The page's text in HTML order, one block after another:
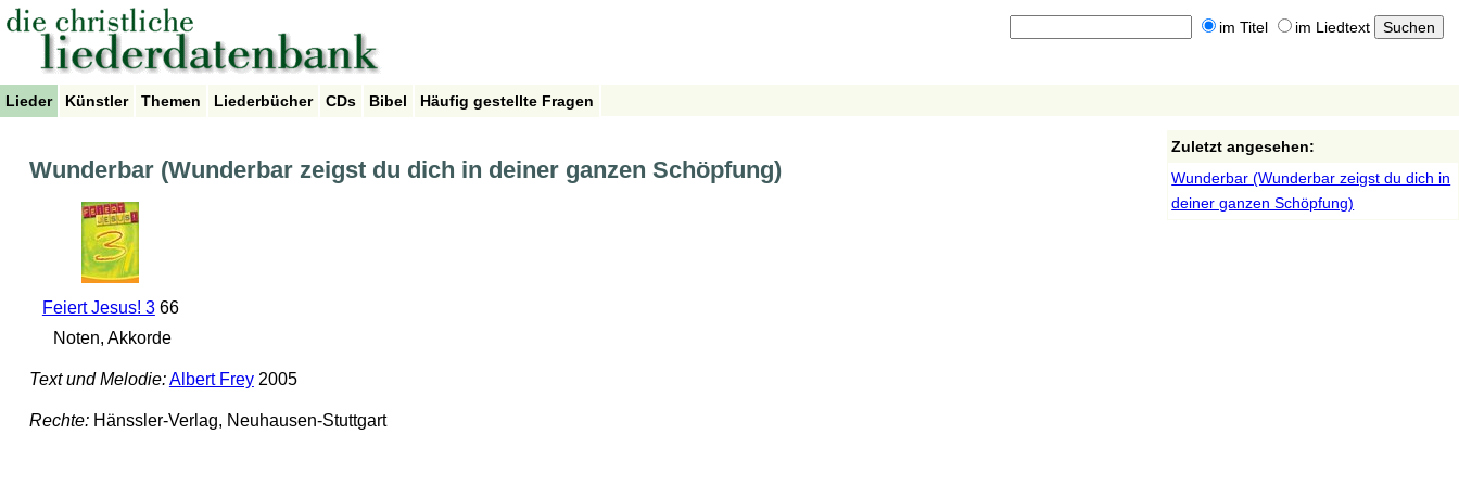
im Titel im Liedtext
Lieder Künstler Themen Liederbücher CDs Bibel Häufig gestellte Fragen
Wunderbar (Wunderbar zeigst du dich in deiner ganzen Schöpfung)
Feiert Jesus! 366
Noten, Akkorde
Text und Melodie:Albert Frey2005
Rechte:Hänssler-Verlag, Neuhausen-Stuttgart
Zuletzt angesehen:
Wunderbar (Wunderbar zeigst du dich in
deiner ganzen Schöpfung)